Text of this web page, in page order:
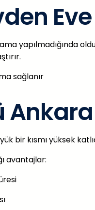
yapılmadığında
sağlanır
bir kısmı yüksek
avantajlar: